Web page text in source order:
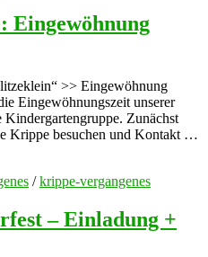
Eingewöhnung
>> Eingewöhnung
Eingewöhnungszeit unserer
Zunächst
Krippe besuchen und Kontakt …
/krippe-vergangenes
– Einladung +